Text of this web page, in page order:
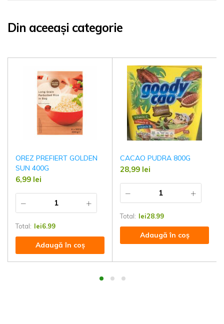
Din aceeași categorie
OREZ PREFIERT GOLDEN
SUN 400G
6,99 lei
Total: lei6.99
Adaugă în coș
CACAO PUDRA 800G
28,99 lei
Total: lei28.99
Adaugă în coș